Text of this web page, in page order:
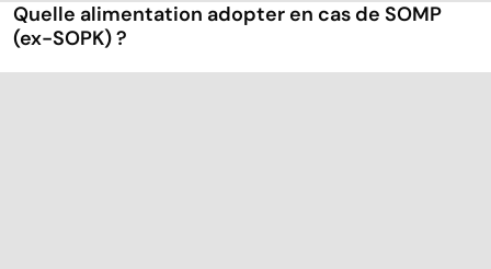
Quelle alimentation adopter en cas de SOMP
(ex-SOPK) ?